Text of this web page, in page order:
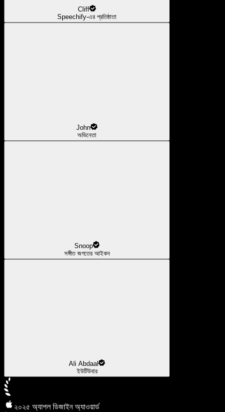
Cliff
Speechify-এর প্রতিষ্ঠাতা
John
অভিনেতা
Snoop
সঙ্গীত জগতের আইকন
Ali Abdaal
ইউটিউবার
২০২৫ অ্যাপল ডিজাইন অ্যাওয়ার্ড